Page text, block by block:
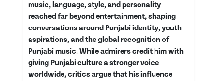
music, language, style, and personality
reached far beyond entertainment, shaping
conversations around Punjabi identity, youth
aspirations, and the global recognition of
Punjabi music. While admirers credit him with
giving Punjabi culture a stronger voice
worldwide, critics argue that his influence